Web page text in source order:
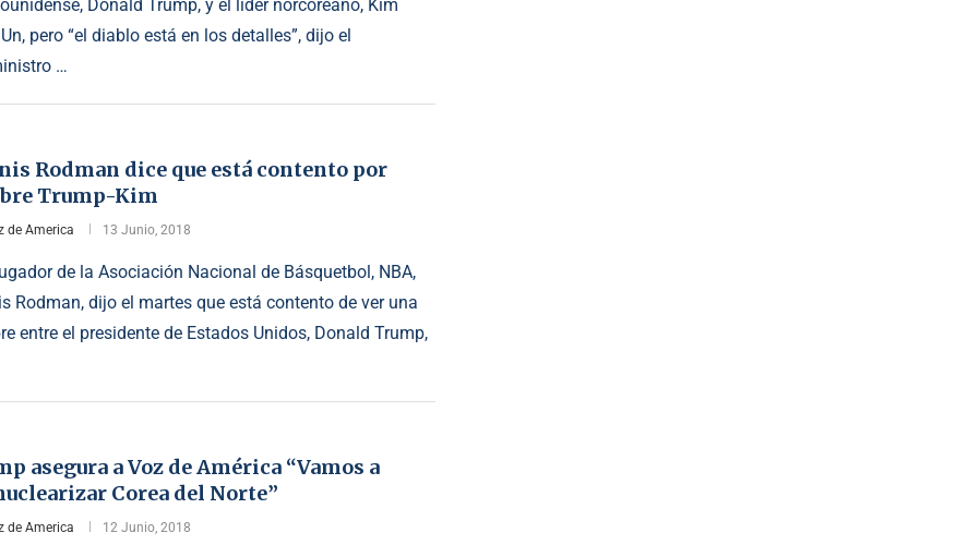
Donald Trump, y el líder norcoreano, Kim
pero “el diablo está en los detalles”, dijo el
…
Rodman dice que está contento por
Trump-Kim
de America 13 Junio, 2018
de la Asociación Nacional de Básquetbol, NBA,
Rodman, dijo el martes que está contento de ver una
entre el presidente de Estados Unidos, Donald Trump,
asegura a Voz de América “Vamos a
Corea del Norte”
de America 12 Junio, 2018